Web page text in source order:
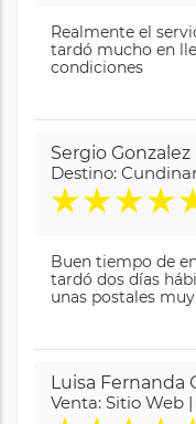
Realmente el
tardó mucho en
condiciones
Sergio Gonzalez
Destino:
★★★★
Buen tiempo de
tardó dos días
unas postales
Luisa Fernanda
Venta: Sitio Web